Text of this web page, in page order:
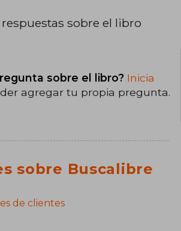
sobre el libro
sobre el libro? Inicia
agregar tu propia pregunta.
sobre Buscalibre
de clientes